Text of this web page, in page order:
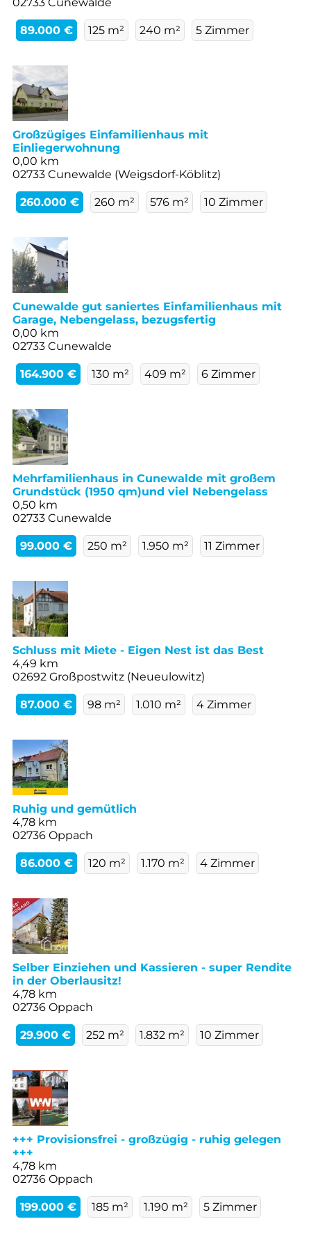
89.000 € 125 m² 240 m² 5 Zimmer
Großzügiges Einfamilienhaus mit
Einliegerwohnung
0,00 km
02733 Cunewalde (Weigsdorf-Köblitz)
260.000 € 260 m² 576 m² 10 Zimmer
Cunewalde gut saniertes Einfamilienhaus mit
Garage, Nebengelass, bezugsfertig
0,00 km
02733 Cunewalde
164.900 € 130 m² 409 m² 6 Zimmer
Mehrfamilienhaus in Cunewalde mit großem
Grundstück (1950 qm)und viel Nebengelass
0,50 km
02733 Cunewalde
99.000 € 250 m² 1.950 m² 11 Zimmer
Schluss mit Miete - Eigen Nest ist das Best
4,49 km
02692 Großpostwitz (Neueulowitz)
87.000 € 98 m² 1.010 m² 4 Zimmer
Ruhig und gemütlich
4,78 km
02736 Oppach
86.000 € 120 m² 1.170 m² 4 Zimmer
Selber Einziehen und Kassieren - super Rendite
in der Oberlausitz!
4,78 km
02736 Oppach
29.900 € 252 m² 1.832 m² 10 Zimmer
+++ Provisionsfrei - großzügig - ruhig gelegen
+++
4,78 km
02736 Oppach
199.000 € 185 m² 1.190 m² 5 Zimmer